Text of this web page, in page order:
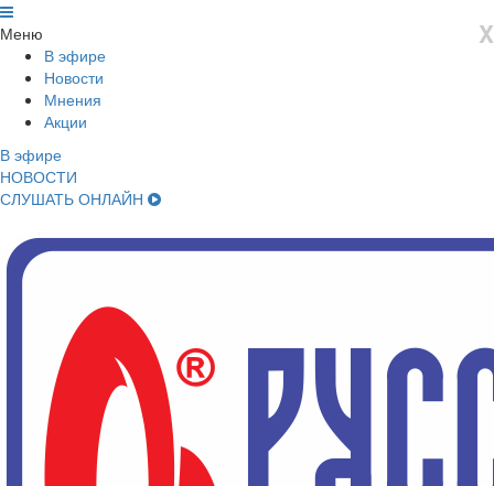
X
Меню
В эфире
Новости
Мнения
Акции
В эфире
НОВОСТИ
СЛУШАТЬ ОНЛАЙН